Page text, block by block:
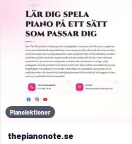
Pianolektioner
thepianonote.se